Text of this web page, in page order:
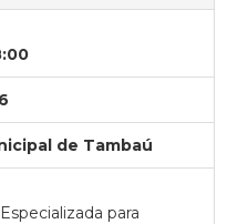
de Tambaú
para